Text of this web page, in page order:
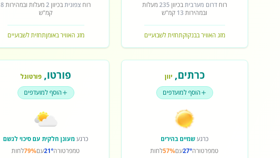
רוחדרום מערביתבכיוון 235מעלות
ובמהירות 13 קמ"ש
מזג האוויר בבנקוקתחזית לשבועיים
רוח צפוניתבכיוון2מעלות ובמהירות8
קמ"ש
מזג האוויר באומןתחזית לשבועיים
כרתים,יוון
הוסף למועדפים
כרגעשמיים בהירים
טמפרטורה27°עם57%לחות
פורטו, פורטוגל
הוסף למועדפים
כרגעמעונן חלקית עם סיכוי לגשם
טמפרטורה21°עם79%לחות